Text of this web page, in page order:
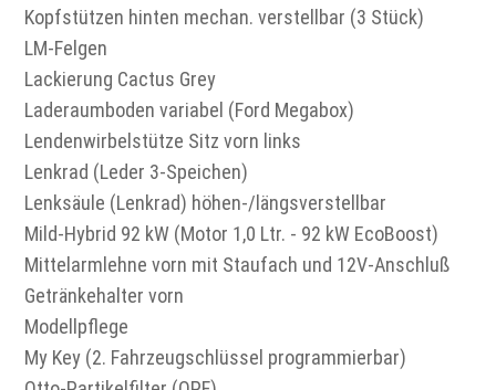
Kopfstützen hinten mechan. verstellbar (3 Stück)
LM-Felgen
Lackierung Cactus Grey
Laderaumboden variabel (Ford Megabox)
Lendenwirbelstütze Sitz vorn links
Lenkrad (Leder 3-Speichen)
Lenksäule (Lenkrad) höhen-/längsverstellbar
Mild-Hybrid 92 kW (Motor 1,0 Ltr. - 92 kW EcoBoost)
Mittelarmlehne vorn mit Staufach und 12V-Anschluß
Getränkehalter vorn
Modellpflege
My Key (2. Fahrzeugschlüssel programmierbar)